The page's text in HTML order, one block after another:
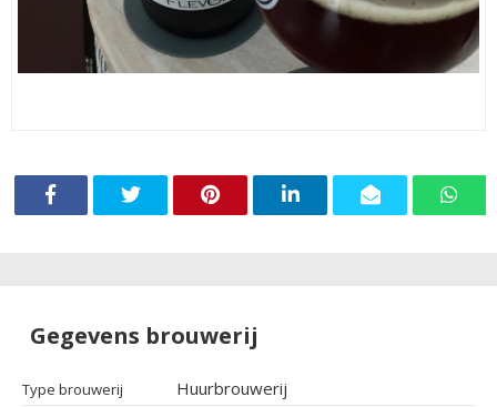
Gegevens brouwerij
Type brouwerij Huurbrouwerij